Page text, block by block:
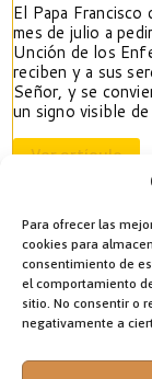
Para ofrecer las
cookies para
consentimiento de
el comportamiento
sitio. No consentir o
negativamente a
El Papa Francisco
mes de julio a
Unción de los
reciben y a sus
Señor, y se
un signo visible
Ver artículo